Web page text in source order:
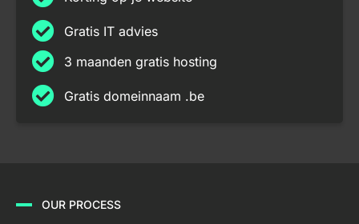
Gratis IT advies
3 maanden gratis hosting
Gratis domeinnaam .be
OUR PROCESS